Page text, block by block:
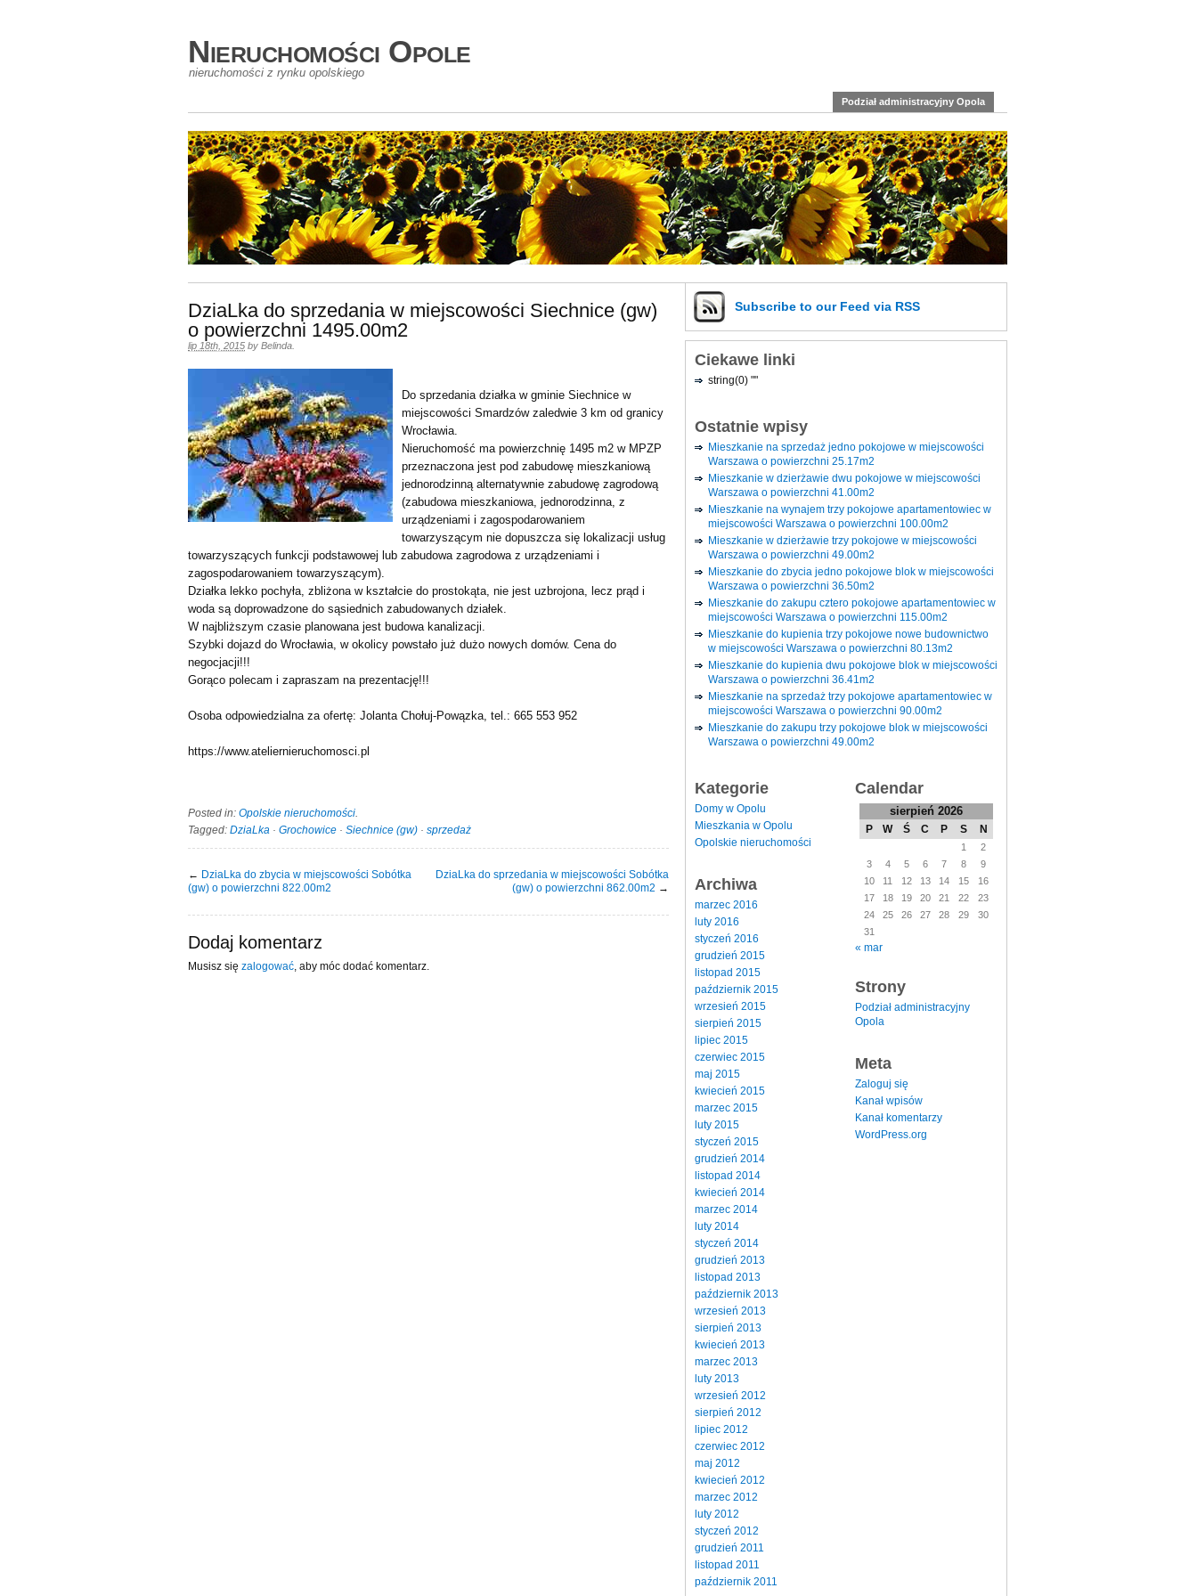
Nieruchomości Opole
nieruchomości z rynku opolskiego
Podział administracyjny Opola
DziaLka do sprzedania w miejscowości Siechnice (gw)
o powierzchni 1495.00m2
lip 18th, 2015 by Belinda
Do sprzedania działka w gminie Siechnice w
miejscowości Smardzów zaledwie 3 km od granicy
Wrocławia.
Nieruchomość ma powierzchnię 1495 m2 w MPZP
przeznaczona jest pod zabudowę mieszkaniową
jednorodzinną alternatywnie zabudowę zagrodową
(zabudowa mieszkaniowa, jednorodzinna, z
urządzeniami i zagospodarowaniem
towarzyszącym nie dopuszcza się lokalizacji usług
towarzyszących funkcji podstawowej lub zabudowa zagrodowa z urządzeniami i
zagospodarowaniem towarzyszącym).
Działka lekko pochyła, zbliżona w kształcie do prostokąta, nie jest uzbrojona, lecz prąd i
woda są doprowadzone do sąsiednich zabudowanych działek.
W najbliższym czasie planowana jest budowa kanalizacji.
Szybki dojazd do Wrocławia, w okolicy powstało już dużo nowych domów. Cena do
negocjacji!!!
Gorąco polecam i zapraszam na prezentację!!!
Osoba odpowiedzialna za ofertę: Jolanta Chołuj-Powązka, tel.: 665 553 952
https://www.ateliernieruchomosci.pl
Posted in: Opolskie nieruchomości.
Tagged: DziaLka · Grochowice · Siechnice (gw) · sprzedaż
← DziaLka do zbycia w miejscowości Sobótka
(gw) o powierzchni 822.00m2
DziaLka do sprzedania w miejscowości Sobótka
(gw) o powierzchni 862.00m2 →
Dodaj komentarz
Musisz się zalogować , aby móc dodać komentarz.
Subscribe to our Feed via RSS
Ciekawe linki
string(0) ""
Ostatnie wpisy
Mieszkanie na sprzedaż jedno pokojowe w miejscowości
Warszawa o powierzchni 25.17m2
Mieszkanie w dzierżawie dwu pokojowe w miejscowości
Warszawa o powierzchni 41.00m2
Mieszkanie na wynajem trzy pokojowe apartamentowiec w
miejscowości Warszawa o powierzchni 100.00m2
Mieszkanie w dzierżawie trzy pokojowe w miejscowości
Warszawa o powierzchni 49.00m2
Mieszkanie do zbycia jedno pokojowe blok w miejscowości
Warszawa o powierzchni 36.50m2
Mieszkanie do zakupu cztero pokojowe apartamentowiec w
miejscowości Warszawa o powierzchni 115.00m2
Mieszkanie do kupienia trzy pokojowe nowe budownictwo
w miejscowości Warszawa o powierzchni 80.13m2
Mieszkanie do kupienia dwu pokojowe blok w miejscowości
Warszawa o powierzchni 36.41m2
Mieszkanie na sprzedaż trzy pokojowe apartamentowiec w
miejscowości Warszawa o powierzchni 90.00m2
Mieszkanie do zakupu trzy pokojowe blok w miejscowości
Warszawa o powierzchni 49.00m2
Kategorie
Domy w Opolu
Mieszkania w Opolu
Opolskie nieruchomości
Archiwa
marzec 2016
luty 2016
styczeń 2016
grudzień 2015
listopad 2015
październik 2015
wrzesień 2015
sierpień 2015
lipiec 2015
czerwiec 2015
maj 2015
kwiecień 2015
marzec 2015
luty 2015
styczeń 2015
grudzień 2014
listopad 2014
kwiecień 2014
marzec 2014
luty 2014
styczeń 2014
grudzień 2013
listopad 2013
październik 2013
wrzesień 2013
sierpień 2013
kwiecień 2013
marzec 2013
luty 2013
wrzesień 2012
sierpień 2012
lipiec 2012
czerwiec 2012
maj 2012
kwiecień 2012
marzec 2012
luty 2012
styczeń 2012
grudzień 2011
listopad 2011
październik 2011
Calendar
sierpień 2026
P W Ś C P S N
1
2
3
4 5 6 7 8
9
10
11 12 13 14 15
16
17
18 19 20 21 22
23
24
25 26 27 28 29
30
31
« mar
Strony
Podział administracyjny
Opola
Meta
Zaloguj się
Kanał wpisów
Kanał komentarzy
WordPress.org